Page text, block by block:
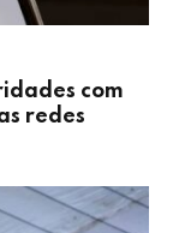
com
redes